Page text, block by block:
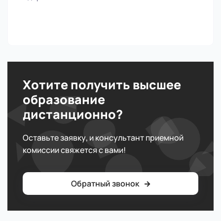
Хотите получить высшее
образование
дистанционно?
Оставьте заявку, и консультант приемной
комиссии свяжется с вами!
Обратный звонок